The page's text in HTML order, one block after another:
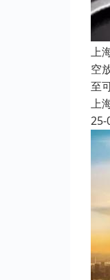
上
空
至
上
25-